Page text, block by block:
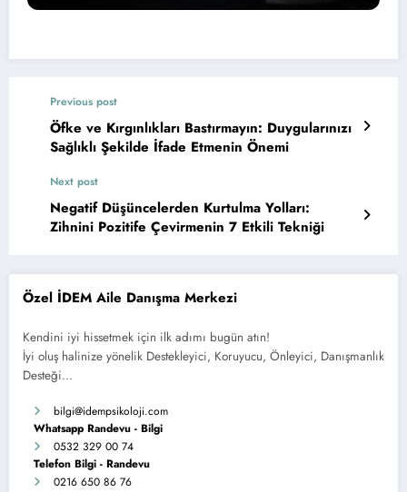
Özel İDEM Aile Danışma Merkezi
Kendini iyi hissetmek için ilk adımı bugün atın!
İyi oluş halinize yönelik Destekleyici, Koruyucu, Önleyici, Danışmanlık
Desteği…
bilgi@idempsikoloji.com
Whatsapp Randevu - Bilgi
0532 329 00 74
Telefon Bilgi - Randevu
0216 650 86 76
Previous post
Öfke ve Kırgınlıkları Bastırmayın: Duygularınızı
Sağlıklı Şekilde İfade Etmenin Önemi
Next post
Negatif Düşüncelerden Kurtulma Yolları:
Zihnini Pozitife Çevirmenin 7 Etkili Tekniği